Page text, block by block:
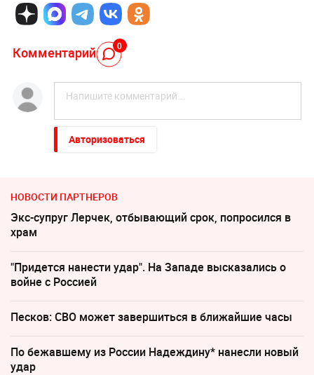
Комментарий 0
Авторизоваться
НОВОСТИ ПАРТНЕРОВ
Экс-супруг Лерчек, отбывающий срок, попросился в
храм
"Придется нанести удар". На Западе высказались о
войне с Россией
Песков: СВО может завершиться в ближайшие часы
По бежавшему из России Надеждину* нанесли новый
удар